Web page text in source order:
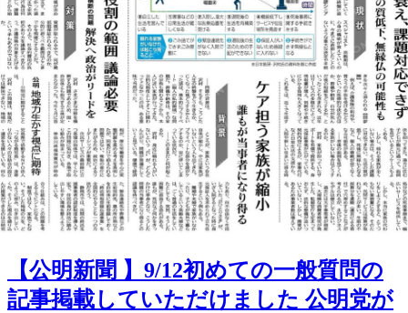
【公明新聞 】9/12初めての一般質問の
記事掲載していただけました 公明党が